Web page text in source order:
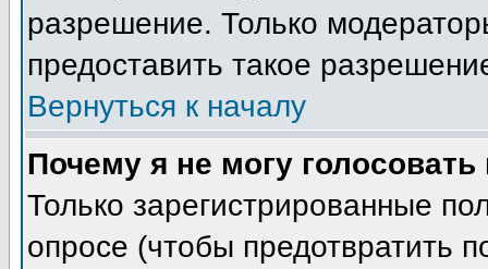
разрешение. Только
предоставить такое
Вернуться к началу
Почему я не могу голосовать
Только зарегистрированные
опросе (чтобы предотвратить